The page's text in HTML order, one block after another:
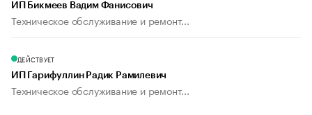
ИП Бикмеев Вадим Фанисович
Техническое обслуживание и ремонт...
ДЕЙСТВУЕТ
ИП Гарифуллин Радик Рамилевич
Техническое обслуживание и ремонт...